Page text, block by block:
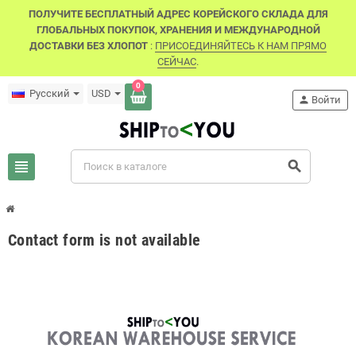
ПОЛУЧИТЕ БЕСПЛАТНЫЙ АДРЕС КОРЕЙСКОГО СКЛАДА ДЛЯ
ГЛОБАЛЬНЫХ ПОКУПОК, ХРАНЕНИЯ И МЕЖДУНАРОДНОЙ
ДОСТАВКИ БЕЗ ХЛОПОТ : ПРИСОЕДИНЯЙТЕСЬ К НАМ ПРЯМО
СЕЙЧАС.
Русский USD
0
view_headline search
person Войти
Contact form is not available